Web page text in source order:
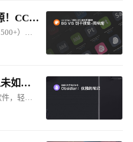
BG VIS 饼干视觉：现已开源！CC-BY 创意设计开源免费图标库
CC-BY 创意设计开源免费图标库（1500+），包括：软件图标、硬件图标、人工智能图标、网站图标、产品图标、系统图标等...
Obsidian 黑曜石：记笔记从未如此优雅
一款支持 Markdown 语法的好笔记软件，轻松建立属于自己的本地知识库。与 Cherry Studio 的笔记联动，将笔记转化为 AI 知识库！